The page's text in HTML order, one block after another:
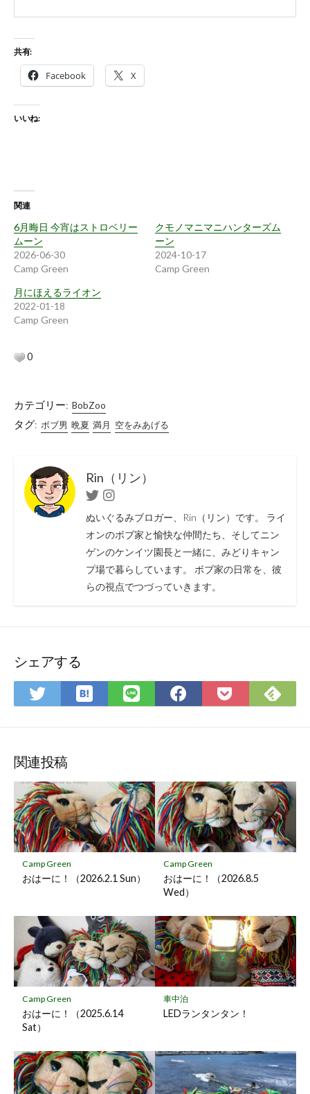
共有:
Facebook X
いいね:
関連
6月晦日 今宵はストロベリー
ムーン
2026-06-30
Camp Green
クモノマニマニハンターズム
ーン
2024-10-17
Camp Green
月にほえるライオン
2022-01-18
Camp Green
0
カテゴリー: BobZoo
タグ: ボブ男 晩夏 満月 空をみあげる
Rin（リン）
TwitterInstagram
ぬいぐるみブロガー、Rin（リン）です。 ライ
オンのボブ家と愉快な仲間たち、そしてニン
ゲンのケンイツ園長と一緒に、みどりキャン
プ場で暮らしています。 ボブ家の日常を、彼
らの視点でつづっていきます。
シェアする
Twitter
で
ア
は
て
マ
ー
ク
に
保
存
LINE
で
Facebook
で
Pocket
に
で
関連投稿
Camp Green
おはーに！（2026.2.1 Sun）
Camp Green
おはーに！（2026.8.5
Wed）
Camp Green
おはーに！（2025.6.14
Sat）
車中泊
LEDランタンタン！